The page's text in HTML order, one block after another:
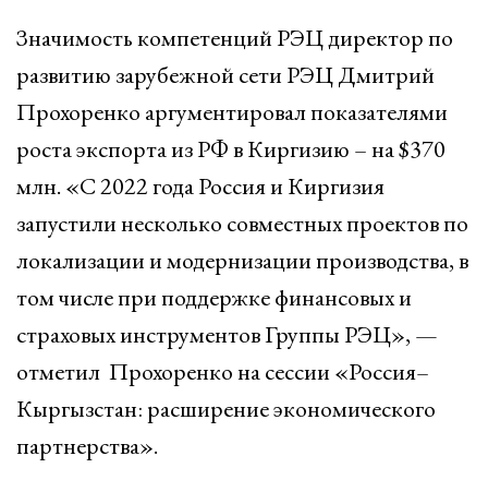
Значимость компетенций РЭЦ директор по
развитию зарубежной сети РЭЦ Дмитрий
Прохоренко аргументировал показателями
роста экспорта из РФ в Киргизию – на $370
млн. «С 2022 года Россия и Киргизия
запустили несколько совместных проектов по
локализации и модернизации производства, в
том числе при поддержке финансовых и
страховых инструментов Группы РЭЦ», —
отметил Прохоренко на сессии «Россия–
Кыргызстан: расширение экономического
партнерства».